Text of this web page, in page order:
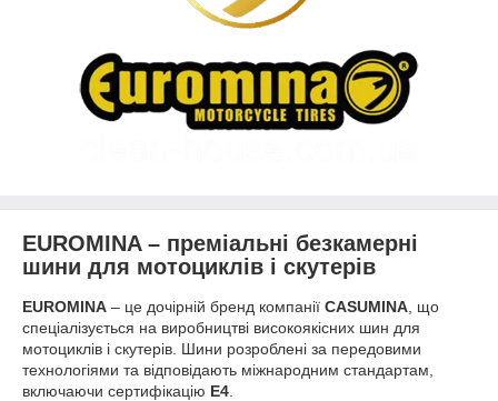
EUROMINA – преміальні безкамерні
шини для мотоциклів і скутерів
EUROMINA – це дочірній бренд компанії CASUMINA , що
спеціалізується на виробництві високоякісних шин для
мотоциклів і скутерів. Шини розроблені за передовими
технологіями та відповідають міжнародним стандартам,
включаючи сертифікацію E4